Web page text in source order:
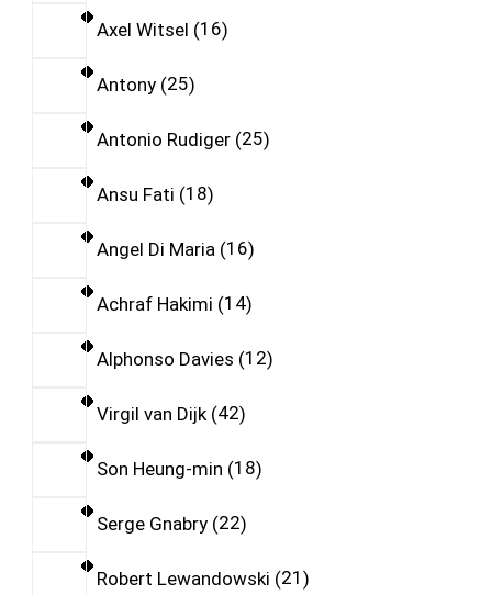
Axel Witsel 16
Antony 25
Antonio Rudiger 25
Ansu Fati 18
Angel Di Maria 16
Achraf Hakimi 14
Alphonso Davies 12
Virgil van Dijk 42
Son Heung-min 18
Serge Gnabry 22
Robert Lewandowski 21